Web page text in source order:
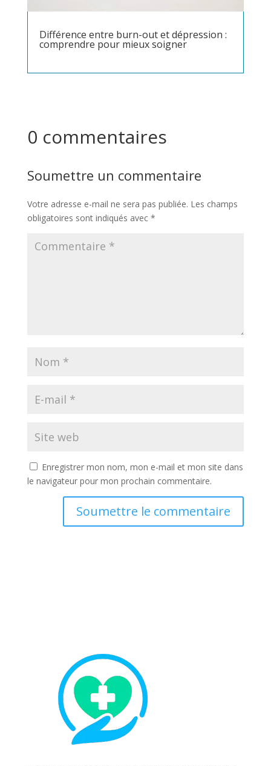
Différence entre burn-out et dépression :
comprendre pour mieux soigner
0 commentaires
Soumettre un commentaire
Votre adresse e-mail ne sera pas publiée. Les champs
obligatoires sont indiqués avec *
Enregistrer mon nom, mon e-mail et mon site dans
le navigateur pour mon prochain commentaire.
Soumettre le commentaire